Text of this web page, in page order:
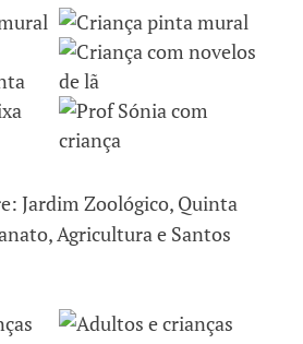
Jardim Zoológico, Quinta
Agricultura e Santos